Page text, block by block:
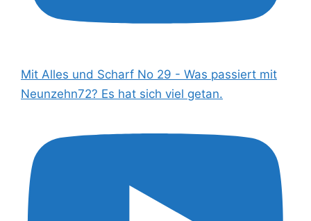
Mit Alles und Scharf No 29 - Was passiert mit
Neunzehn72? Es hat sich viel getan.